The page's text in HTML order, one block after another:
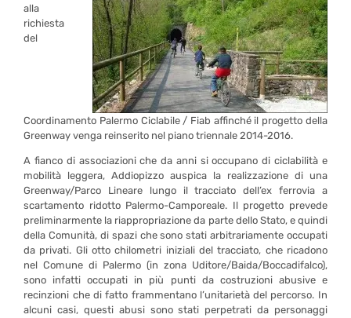
alla
richiesta
del
Coordinamento Palermo Ciclabile / Fiab affinché il progetto della
Greenway venga reinserito nel piano triennale 2014-2016.
A fianco di associazioni che da anni si occupano di ciclabilità e
mobilità leggera, Addiopizzo auspica la realizzazione di una
Greenway/Parco Lineare lungo il tracciato dell’ex ferrovia a
scartamento ridotto Palermo-Camporeale. Il progetto prevede
preliminarmente la riappropriazione da parte dello Stato, e quindi
della Comunità, di spazi che sono stati arbitrariamente occupati
da privati. Gli otto chilometri iniziali del tracciato, che ricadono
nel Comune di Palermo (in zona Uditore/Baida/Boccadifalco),
sono infatti occupati in più punti da costruzioni abusive e
recinzioni che di fatto frammentano l’unitarietà del percorso. In
alcuni casi, questi abusi sono stati perpetrati da personaggi